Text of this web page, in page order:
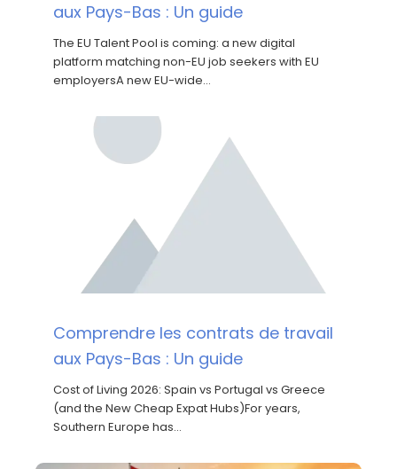
aux Pays-Bas : Un guide
The EU Talent Pool is coming: a new digital
platform matching non-EU job seekers with EU
employersA new EU-wide…
Comprendre les contrats de travail
aux Pays-Bas : Un guide
Cost of Living 2026: Spain vs Portugal vs Greece
(and the New Cheap Expat Hubs)For years,
Southern Europe has…